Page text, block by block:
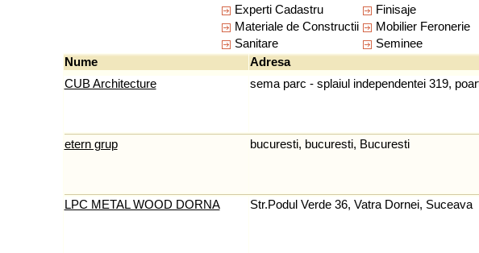
Experti Cadastru
Finisaje
Materiale de Constructii
Mobilier Feronerie
Sanitare
Seminee
Nume
Adresa
CUB Architecture
sema parc - splaiul independentei 319,
etern grup
bucuresti, bucuresti, Bucuresti
LPC METAL WOOD DORNA
Str.Podul Verde 36, Vatra Dornei, Suceava